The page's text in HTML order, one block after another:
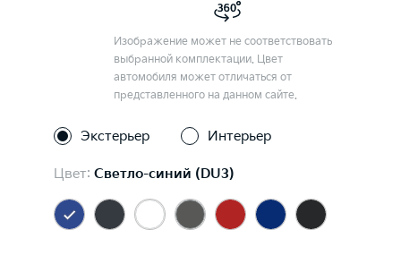
Изображение может не соответствовать
выбранной комплектации. Цвет
автомобиля может отличаться от
представленного на данном сайте.
Экстерьер Интерьер
Цвет: Светло-синий (DU3)